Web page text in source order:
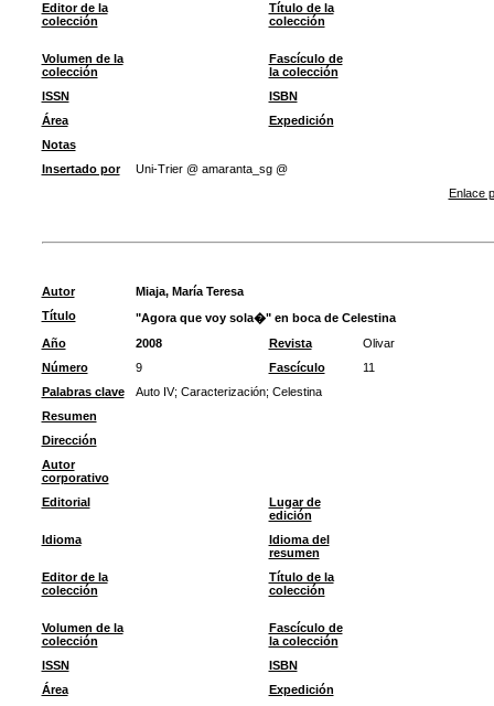
Editor de la
colección
Título de la
colección
Volumen de la
colección
Fascículo de
la colección
ISSN
ISBN
Área
Expedición
Notas
Insertado por
Uni-Trier @ amaranta_sg @
Enlace
Autor
Miaja, María Teresa
Título
"Agora que voy sola�" en boca de Celestina
Año
2008 Revista
Olivar
Número
9 Fascículo
11
Palabras clave
Auto IV; Caracterización; Celestina
Resumen
Dirección
Autor
corporativo
Editorial
Lugar de
edición
Idioma
Idioma del
resumen
Editor de la
colección
Título de la
colección
Volumen de la
colección
Fascículo de
la colección
ISSN
ISBN
Área
Expedición